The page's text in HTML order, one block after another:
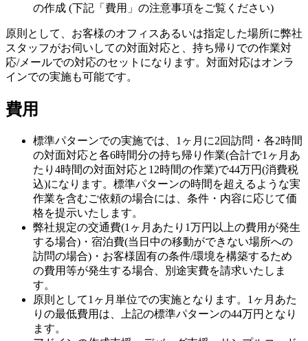
の作成 (下記「費用」の注意事項をご覧ください)
原則として、お客様のオフィスあるいは指定した場所に弊社
スタッフがお伺いしての対面対応と、持ち帰りでの作業対
応/メールでの対応のセットになります。対面対応はオンラ
インでの実施も可能です。
費用
標準パターンでの実施では、1ヶ月に2回訪問・各2時間
の対面対応と各6時間分の持ち帰り作業(合計で1ヶ月あ
たり4時間の対面対応と12時間の作業)で44万円(消費税
込)になります。標準パターンの時間を超えるような実
作業を含むご依頼の場合には、条件・内容に応じて価
格を提示いたします。
弊社規定の交通費(1ヶ月あたり1万円以上の費用が発生
する場合)・宿泊費(当日中の移動ができない場所への
訪問の場合)・お客様固有の条件/環境を構築するため
の費用等が発生する場合、別途実費を請求いたしま
す。
原則として1ヶ月単位での実施となります。1ヶ月あた
りの最低費用は、上記の標準パターンの44万円となり
ます。